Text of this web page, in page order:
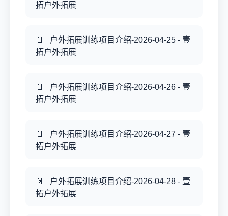
拓户外拓展
户外拓展训练项目介绍-2026-04-25 - 壹
拓户外拓展
户外拓展训练项目介绍-2026-04-26 - 壹
拓户外拓展
户外拓展训练项目介绍-2026-04-27 - 壹
拓户外拓展
户外拓展训练项目介绍-2026-04-28 - 壹
拓户外拓展